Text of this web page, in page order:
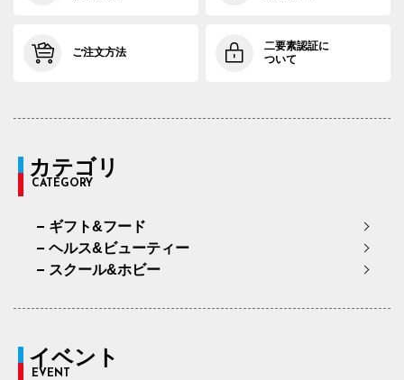
ご注文方法
二要素認証に
ついて
カテゴリ
CATEGORY
ギフト&フード
ヘルス&ビューティー
スクール&ホビー
イベント
EVENT